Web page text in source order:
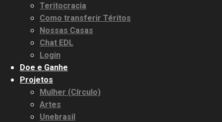
Teritocracia
Como transferir Téritos
Nossas Casas
Chat EDL
Login
Doe e Ganhe
Projetos
Mulher (Círculo)
Artes
Unebrasil